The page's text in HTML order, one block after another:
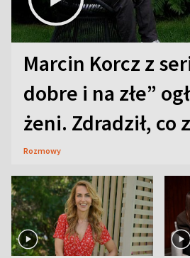
Marcin Korcz z
dobre i na złe”
żeni. Zdradził, co
Rozmowy